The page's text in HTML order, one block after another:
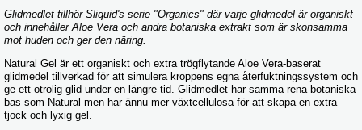
Glidmedlet tillhör Sliquid's serie "Organics" där varje glidmedel är organiskt
och innehåller Aloe Vera och andra botaniska extrakt som är skonsamma
mot huden och ger den näring.
Natural Gel är ett organiskt och extra trögflytande Aloe Vera-baserat
glidmedel tillverkad för att simulera kroppens egna återfuktningssystem och
ge ett otrolig glid under en längre tid. Glidmedlet har samma rena botaniska
bas som Natural men har ännu mer växtcellulosa för att skapa en extra
tjock och lyxig gel.